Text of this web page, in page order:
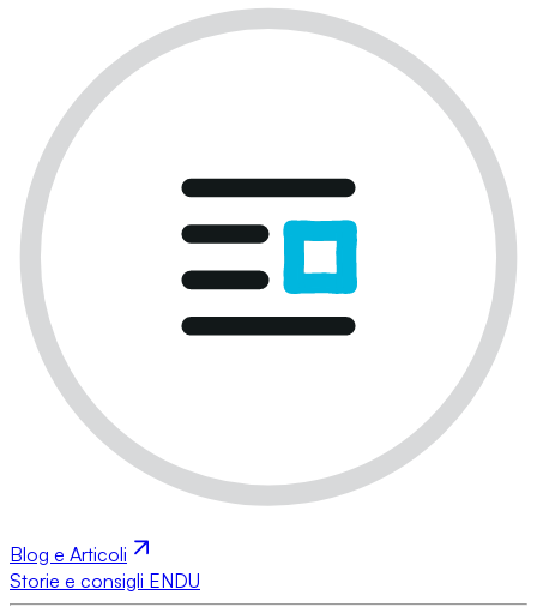
Blog e Articoli
Storie e consigli ENDU